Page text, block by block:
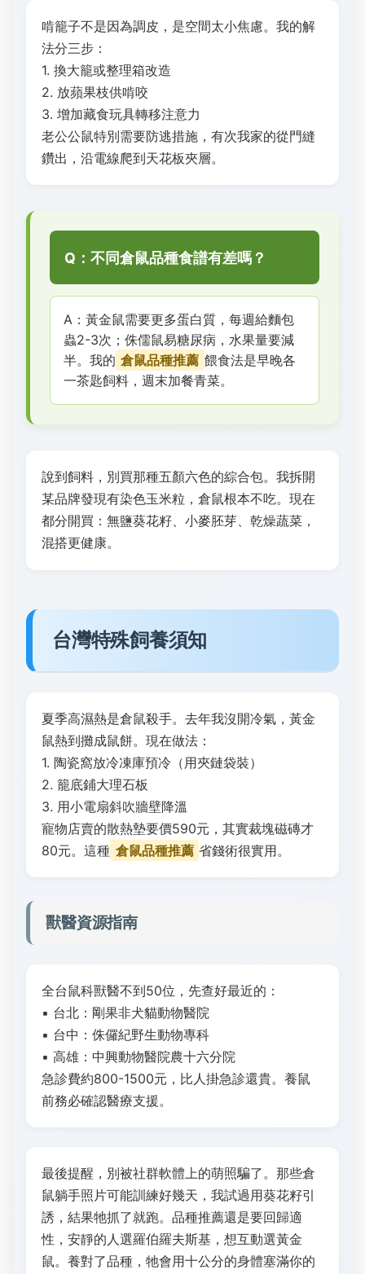
啃籠子不是因為調皮，是空間太小焦慮。我的解
法分三步：
1. 換大籠或整理箱改造
2. 放蘋果枝供啃咬
3. 增加藏食玩具轉移注意力
老公公鼠特別需要防逃措施，有次我家的從門縫
鑽出，沿電線爬到天花板夾層。
Q：不同倉鼠品種食譜有差嗎？
A：黃金鼠需要更多蛋白質，每週給麵包
蟲2-3次；侏儒鼠易糖尿病，水果量要減
半。我的 倉鼠品種推薦 餵食法是早晚各
一茶匙飼料，週末加餐青菜。
說到飼料，別買那種五顏六色的綜合包。我拆開
某品牌發現有染色玉米粒，倉鼠根本不吃。現在
都分開買：無鹽葵花籽、小麥胚芽、乾燥蔬菜，
混搭更健康。
台灣特殊飼養須知
夏季高濕熱是倉鼠殺手。去年我沒開冷氣，黃金
鼠熱到攤成鼠餅。現在做法：
1. 陶瓷窩放冷凍庫預冷（用夾鏈袋裝）
2. 籠底鋪大理石板
3. 用小電扇斜吹牆壁降溫
寵物店賣的散熱墊要價590元，其實裁塊磁磚才
80元。這種 倉鼠品種推薦 省錢術很實用。
獸醫資源指南
全台鼠科獸醫不到50位，先查好最近的：
▪ 台北：剛果非犬貓動物醫院
▪ 台中：侏儸紀野生動物專科
▪ 高雄：中興動物醫院農十六分院
急診費約800-1500元，比人掛急診還貴。養鼠
前務必確認醫療支援。
最後提醒，別被社群軟體上的萌照騙了。那些倉
鼠躺手照片可能訓練好幾天，我試過用葵花籽引
誘，結果牠抓了就跑。品種推薦還是要回歸適
性，安靜的人選羅伯羅夫斯基，想互動選黃金
鼠。養對了品種，牠會用十公分的身體塞滿你的